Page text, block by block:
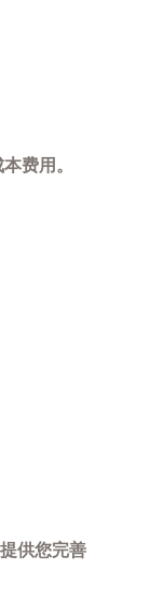
费用。
供您完善